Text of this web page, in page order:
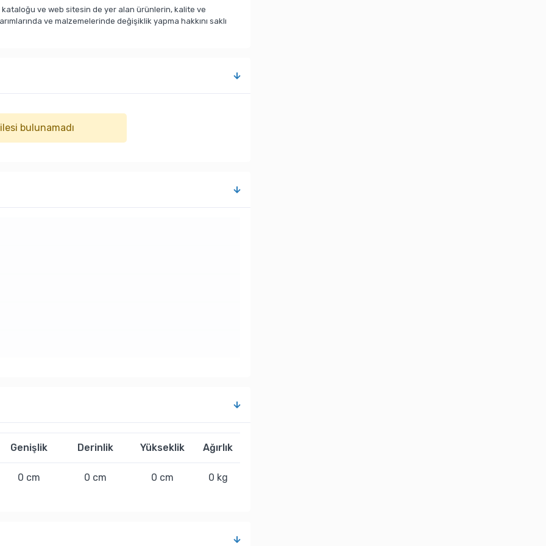
ve web sitesin de yer alan ürünlerin, kalite ve
ve malzemelerinde değişiklik yapma hakkını saklı
bulunamadı
Genişlik Derinlik Yükseklik Ağırlık
0 cm 0 cm 0 cm 0 kg